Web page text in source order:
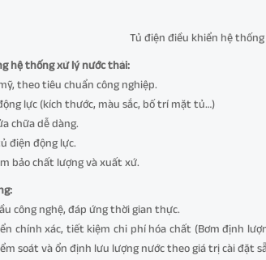
Tủ điện điều khiển hệ
hệ thống xử lý nước thải:
theo tiêu chuẩn công nghiệp.
lực (kích thước, màu sắc, bố trí mặt tủ…)
chữa dễ dàng.
điện động lực.
bảo chất lượng và xuất xứ.
công nghệ, đáp ứng thời gian thực.
chính xác, tiết kiệm chi phí hóa chất (Bơm định
soát và ổn định lưu lượng nước theo giá trị cài đặt